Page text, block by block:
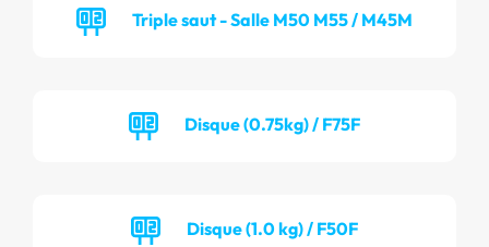
Triple saut - Salle M50 M55 / M45M
Disque (0.75kg) / F75F
Disque (1.0 kg) / F50F